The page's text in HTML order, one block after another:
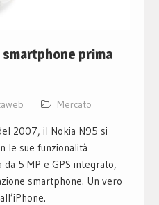
prima
Mercato
2007, il Nokia N95 si
le sue funzionalità
5 MP e GPS integrato,
smartphone. Un vero